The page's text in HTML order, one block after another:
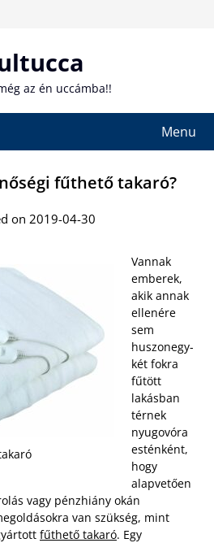
az én uccámba!!
Menu
fűthető takaró?
on 2019-04-30
Vannak
emberek,
akik annak
ellenére
sem
huszonegy-
két fokra
fűtött
lakásban
térnek
nyugovóra
esténként,
hogy
alapvetően
vagy pénzhiány okán
van szükség, mint
fűthető takaró. Egy